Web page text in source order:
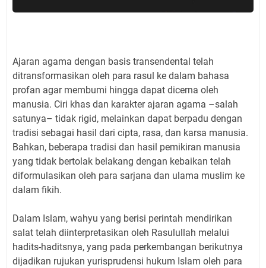
Ajaran agama dengan basis transendental telah
ditransformasikan oleh para rasul ke dalam bahasa
profan agar membumi hingga dapat dicerna oleh
manusia. Ciri khas dan karakter ajaran agama –salah
satunya– tidak rigid, melainkan dapat berpadu dengan
tradisi sebagai hasil dari cipta, rasa, dan karsa manusia.
Bahkan, beberapa tradisi dan hasil pemikiran manusia
yang tidak bertolak belakang dengan kebaikan telah
diformulasikan oleh para sarjana dan ulama muslim ke
dalam fikih.
Dalam Islam, wahyu yang berisi perintah mendirikan
salat telah diinterpretasikan oleh Rasulullah melalui
hadits-haditsnya, yang pada perkembangan berikutnya
dijadikan rujukan yurisprudensi hukum Islam oleh para